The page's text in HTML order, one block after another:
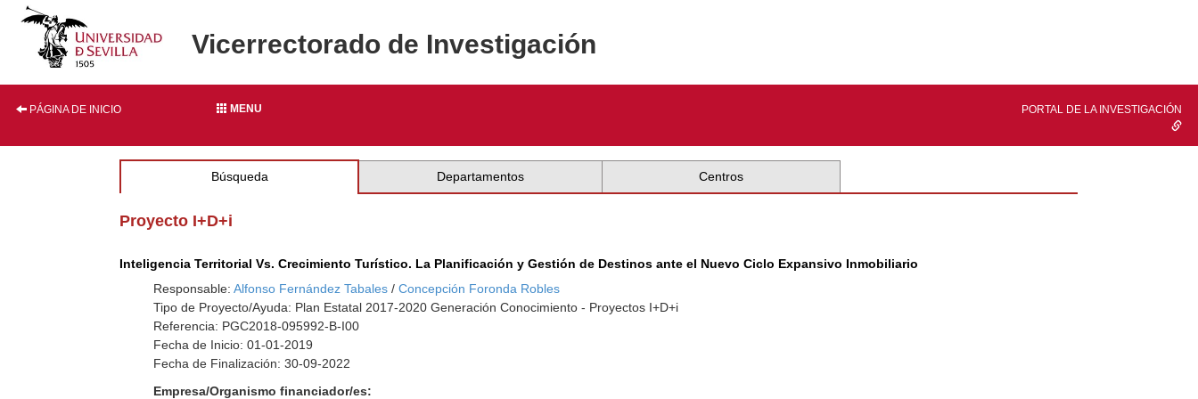
Vicerrectorado de Investigación
PÁGINA DE INICIO MENU PORTAL DE LA INVESTIGACIÓN
Búsqueda Departamentos Centros
Proyecto I+D+i
Inteligencia Territorial Vs. Crecimiento Turístico. La Planificación y Gestión de Destinos ante el Nuevo Ciclo Expansivo Inmobiliario
Responsable:Alfonso Fernández Tabales /Concepción Foronda Robles
Tipo de Proyecto/Ayuda: Plan Estatal 2017-2020 Generación Conocimiento - Proyectos I+D+i
Referencia: PGC2018-095992-B-I00
Fecha de Inicio: 01-01-2019
Fecha de Finalización: 30-09-2022
Empresa/Organismo financiador/es: